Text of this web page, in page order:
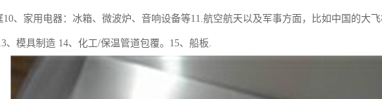
10、家用电器：冰箱、微波炉、音响设备等11.航空航天以及军事方面，比如中国的大
、模具制造 14、化工/保温管道包覆。15、船板.